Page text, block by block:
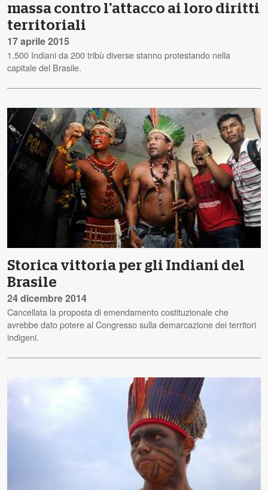
massa contro l'attacco ai loro diritti
territoriali
17 aprile 2015
1.500 Indiani da 200 tribù diverse stanno protestando nella
capitale del Brasile.
Storica vittoria per gli Indiani del
Brasile
24 dicembre 2014
Cancellata la proposta di emendamento costituzionale che
avrebbe dato potere al Congresso sulla demarcazione dei territori
indigeni.